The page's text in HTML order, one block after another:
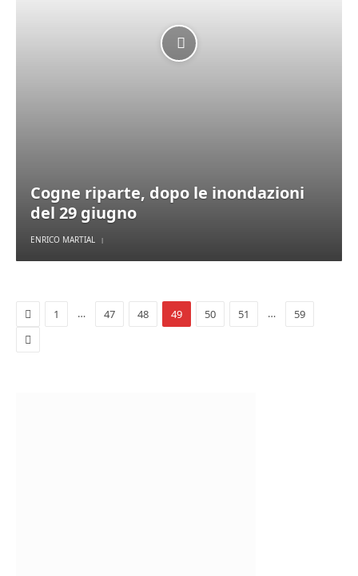
Cogne riparte, dopo le inondazioni
del 29 giugno
ENRICO MARTIAL
Previous
1 … 47 48 49 50 51 … 59
Next